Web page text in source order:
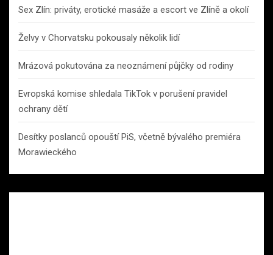
Sex Zlín: priváty, erotické masáže a escort ve Zlíně a okolí
Želvy v Chorvatsku pokousaly několik lidí
Mrázová pokutována za neoznámení půjčky od rodiny
Evropská komise shledala TikTok v porušení pravidel
ochrany dětí
Desítky poslanců opouští PiS, včetně bývalého premiéra
Morawieckého